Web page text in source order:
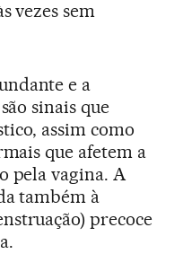
vezes sem
e a
sinais que
assim como
que afetem a
pela vagina. A
também à
precoce